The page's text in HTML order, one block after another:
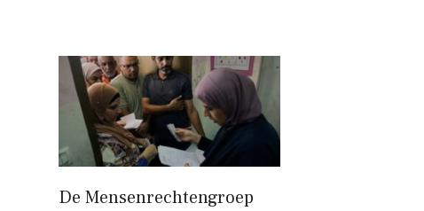
De Mensenrechtengroep